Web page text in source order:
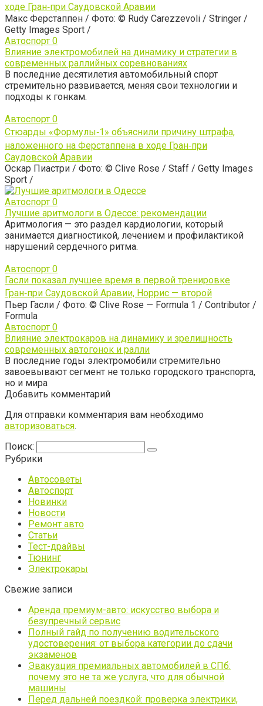
ходе Гран‑при Саудовской Аравии
Макс Ферстаппен / Фото: © Rudy Carezzevoli / Stringer /
Getty Images Sport /
Автоспорт 0
Влияние электромобилей на динамику и стратегии в
современных раллийных соревнованиях
В последние десятилетия автомобильный спорт
стремительно развивается, меняя свои технологии и
подходы к гонкам.
Автоспорт 0
Стюарды «Формулы‑1» объяснили причину штрафа,
наложенного на Ферстаппена в ходе Гран‑при
Саудовской Аравии
Оскар Пиастри / Фото: © Clive Rose / Staff / Getty Images
Sport /
Автоспорт 0
Лучшие аритмологи в Одессе: рекомендации
Аритмология — это раздел кардиологии, который
занимается диагностикой, лечением и профилактикой
нарушений сердечного ритма.
Автоспорт 0
Гасли показал лучшее время в первой тренировке
Гран‑при Саудовской Аравии, Норрис — второй
Пьер Гасли / Фото: © Clive Rose — Formula 1 / Contributor /
Formula
Автоспорт 0
Влияние электрокаров на динамику и зрелищность
современных автогонок и ралли
В последние годы электромобили стремительно
завоевывают сегмент не только городского транспорта,
но и мира
Добавить комментарий
Для отправки комментария вам необходимо
авторизоваться.
Поиск:
Рубрики
Автосоветы
Автоспорт
Новинки
Новости
Ремонт авто
Статьи
Тест-драйвы
Тюнинг
Электрокары
Свежие записи
Аренда премиум-авто: искусство выбора и
безупречный сервис
Полный гайд по получению водительского
удостоверения: от выбора категории до сдачи
экзаменов
Эвакуация премиальных автомобилей в СПб:
почему это не та же услуга, что для обычной
машины
Перед дальней поездкой: проверка электрики,